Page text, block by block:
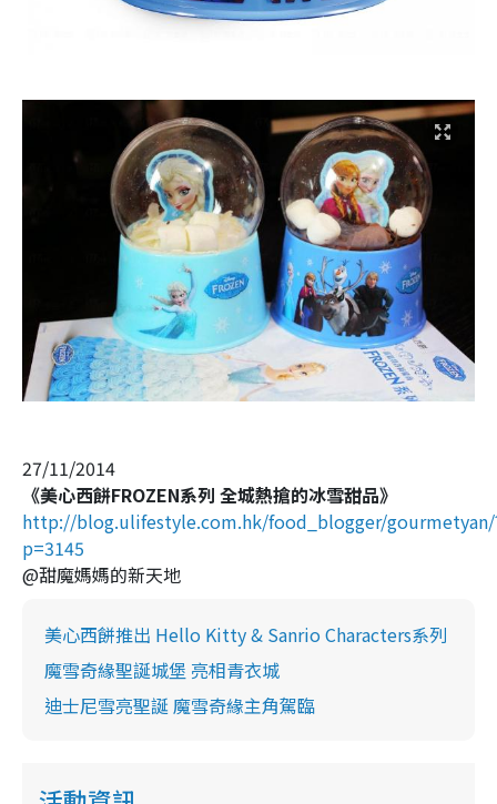
27/11/2014
《美心西餅FROZEN系列 全城熱搶的冰雪甜品》
http://blog.ulifestyle.com.hk/food_blogger/gourmetyan/
p=3145
@甜魔媽媽的新天地
美心西餅推出 Hello Kitty & Sanrio Characters系列
魔雪奇緣聖誕城堡 亮相青衣城
迪士尼雪亮聖誕 魔雪奇緣主角駕臨